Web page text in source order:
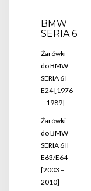
BMW
SERIA 6
Żarówki
do BMW
SERIA 6 I
E24 [1976
– 1989]
Żarówki
do BMW
SERIA 6 II
E63/E64
[2003 –
2010]